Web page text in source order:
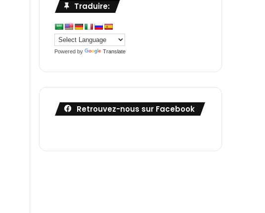
Traduire:
Powered by Translate
Retrouvez-nous sur Facebook